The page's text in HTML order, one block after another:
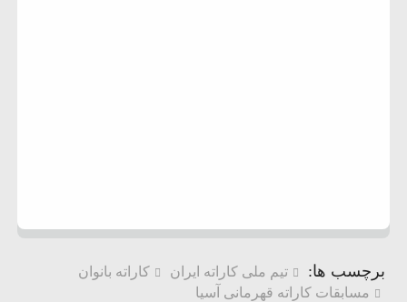
برچسب ها: تیم ملی کاراته ایران
کاراته بانوان
مسابقات کاراته قهرمانی آسیا